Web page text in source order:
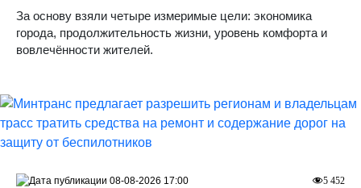
За основу взяли четыре измеримые цели: экономика
города, продолжительность жизни, уровень комфорта и
вовлечённости жителей.
5 452
08-08-2026 17:00